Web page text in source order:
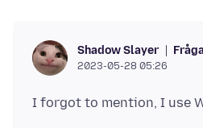
Shadow Slayer
2023-05-28 05:26